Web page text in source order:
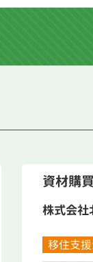
資材購
株式会社
移住支